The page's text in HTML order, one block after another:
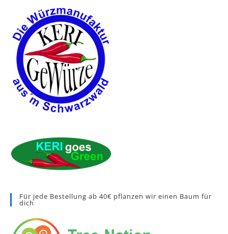
Für jede Bestellung ab 40€ pflanzen wir einen Baum für
dich